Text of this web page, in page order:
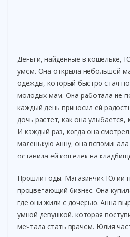
Деньги, найденные в кошельке,
умом. Она открыла небольшой
одежды, который быстро стал
молодых мам. Она работала не
каждый день приносил ей
дочь растет, как она улыбается,
И каждый раз, когда она
маленькую Анну, она вспоминала
оставила ей кошелек на
Прошли годы. Магазинчик Юлии
процветающий бизнес. Она
где они жили с дочерью. Анна
умной девушкой, которая
мечтала стать врачом. Юлия